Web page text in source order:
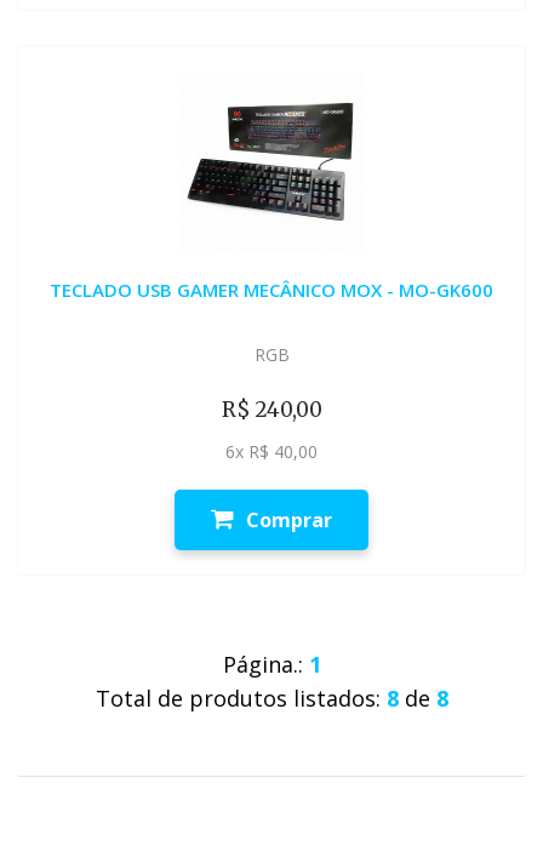
TECLADO USB GAMER MECÂNICO MOX - MO-GK600
RGB
R$ 240,00
6x R$ 40,00
Comprar
Página.: 1
Total de produtos listados: 8de 8